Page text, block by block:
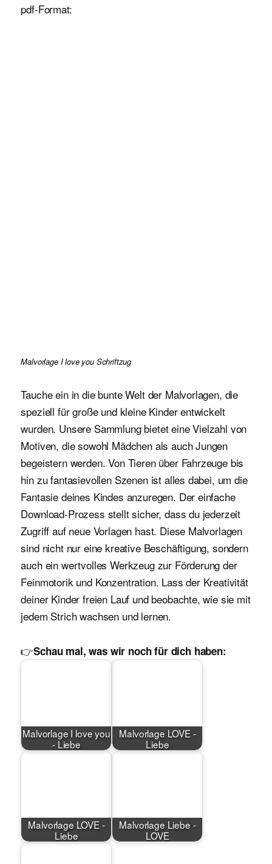
pdf-Format:
Malvorlage I love you Schriftzug
Tauche ein in die bunte Welt der Malvorlagen, die
speziell für große und kleine Kinder entwickelt
wurden. Unsere Sammlung bietet eine Vielzahl von
Motiven, die sowohl Mädchen als auch Jungen
begeistern werden. Von Tieren über Fahrzeuge bis
hin zu fantasievollen Szenen ist alles dabei, um die
Fantasie deines Kindes anzuregen. Der einfache
Download-Prozess stellt sicher, dass du jederzeit
Zugriff auf neue Vorlagen hast. Diese Malvorlagen
sind nicht nur eine kreative Beschäftigung, sondern
auch ein wertvolles Werkzeug zur Förderung der
Feinmotorik und Konzentration. Lass der Kreativität
deiner Kinder freien Lauf und beobachte, wie sie mit
jedem Strich wachsen und lernen.
👉Schau mal, was wir noch für dich haben:
Malvorlage I love you
- Liebe
Malvorlage LOVE -
Liebe
Malvorlage LOVE -
Liebe
Malvorlage Liebe -
LOVE